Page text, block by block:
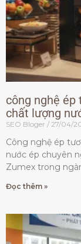
công nghệ
chất lượng
SEO Bloger 27/04/
Công nghệ ép
nước ép chuyên
Zumex trong
Đọc thêm »